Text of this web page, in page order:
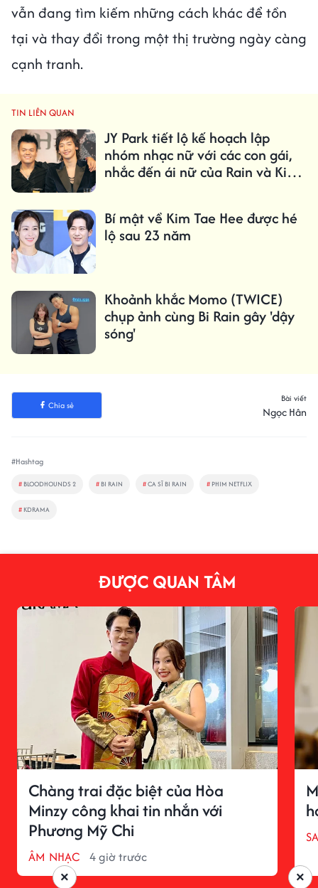
vẫn đang tìm kiếm những cách khác để tồn
tại và thay đổi trong một thị trường ngày càng
cạnh tranh.
TIN LIÊN QUAN
JY Park tiết lộ kế hoạch lập
nhóm nhạc nữ với các con gái,
nhắc đến ái nữ của Rain và Kim
Bí mật về Kim Tae Hee được hé
lộ sau 23 năm
Khoảnh khắc Momo (TWICE)
chụp ảnh cùng Bi Rain gây 'dậy
sóng'
Chia sẻ
Bài viết
Ngọc Hân
#Hashtag
# BLOODHOUNDS 2 # BI RAIN #CA SĨ BI RAIN # PHIM NETFLIX
# KDRAMA
ĐƯỢC QUAN TÂM
Chàng trai đặc biệt của Hòa
Minzy công khai tin nhắn với
Phương Mỹ Chi
ÂM NHẠC 4 giờ trước
×
×